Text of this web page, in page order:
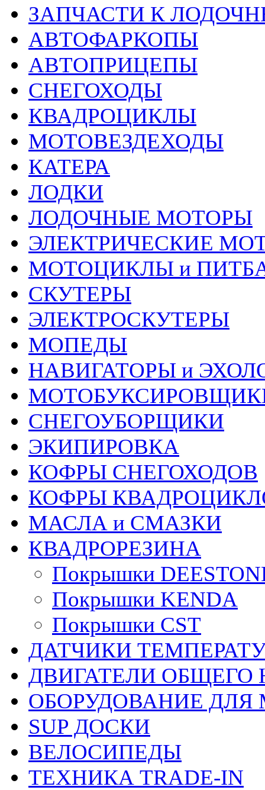
ЗАПЧАСТИ К
АВТОФАРКОПЫ
АВТОПРИЦЕПЫ
СНЕГОХОДЫ
КВАДРОЦИКЛЫ
МОТОВЕЗДЕХОДЫ
КАТЕРА
ЛОДКИ
ЛОДОЧНЫЕ МОТОРЫ
ЭЛЕКТРИЧЕСКИЕ
МОТОЦИКЛЫ и
СКУТЕРЫ
ЭЛЕКТРОСКУТЕРЫ
МОПЕДЫ
НАВИГАТОРЫ и
СНЕГОУБОРЩИКИ
ЭКИПИРОВКА
КОФРЫ СНЕГОХОДОВ
КОФРЫ
МАСЛА и СМАЗКИ
КВАДРОРЕЗИНА
Покрышки
Покрышки KENDA
Покрышки CST
ДАТЧИКИ
ДВИГАТЕЛИ ОБЩЕГО
ОБОРУДОВАНИЕ
SUP ДОСКИ
ВЕЛОСИПЕДЫ
ТЕХНИКА TRADE-IN